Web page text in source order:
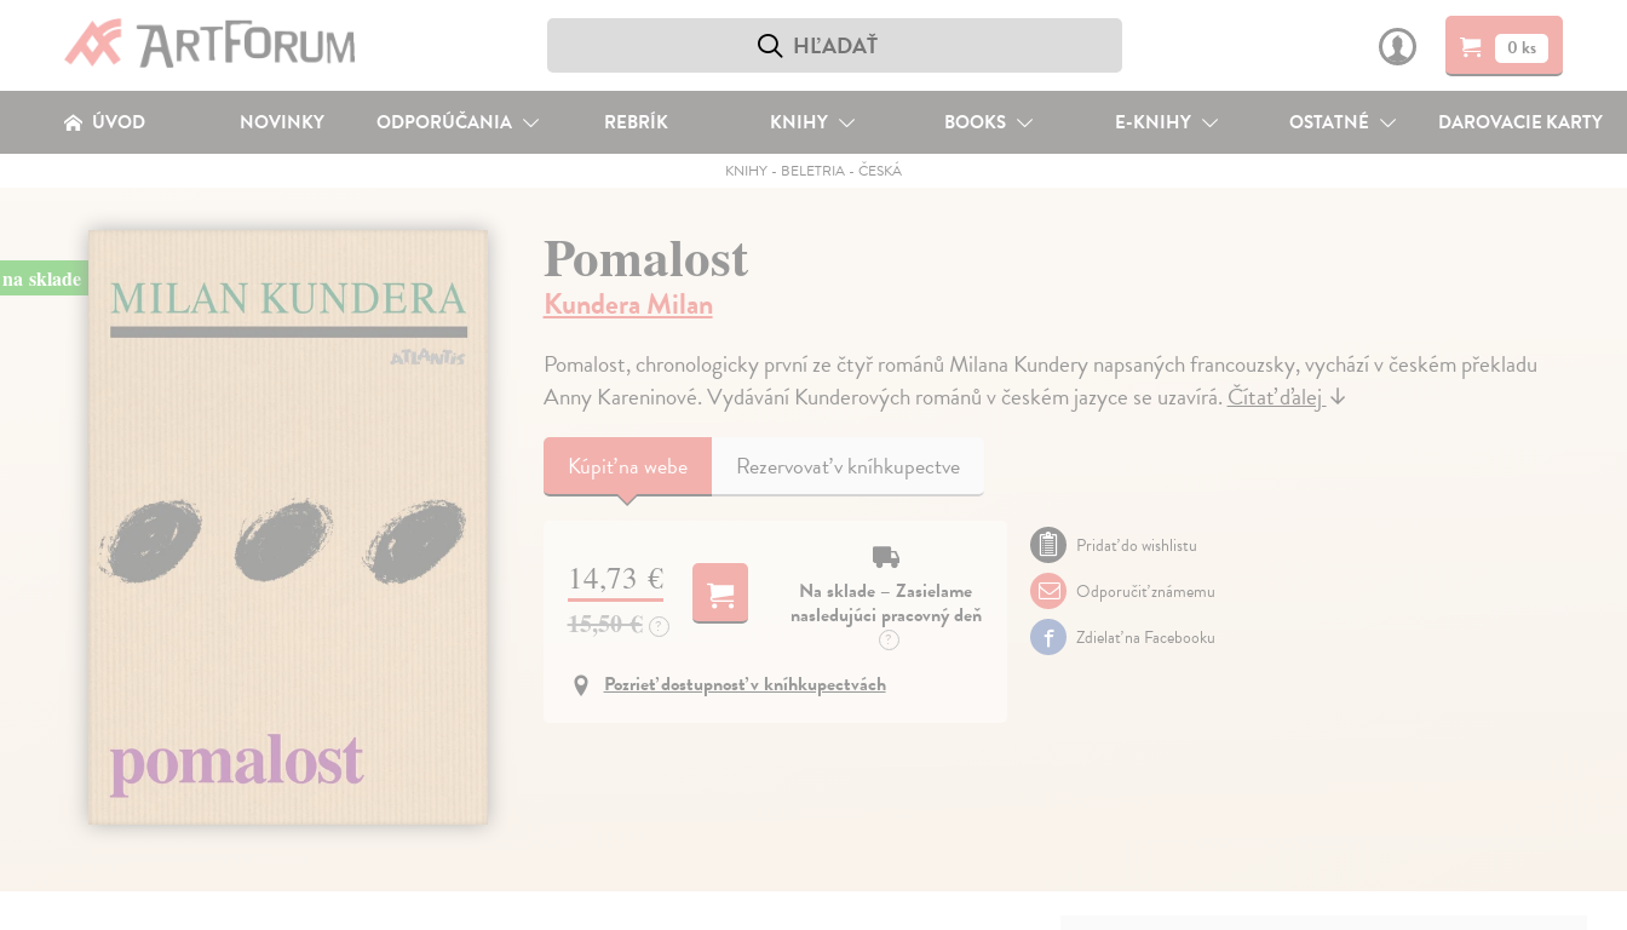
0 ks
ÚVOD NOVINKY ODPORÚČANIA REBRÍK KNIHY BOOKS E-KNIHY OSTATNÉ DAROVACIE KARTY
KNIHY- BELETRIA- ČESKÁ
na sklade Pomalost
Kundera Milan
Pomalost, chronologicky první ze čtyř románů Milana Kundery napsaných francouzsky, vychází v českém překladu
Anny Kareninové. Vydávání Kunderových románů v českém jazyce se uzavírá.Čítať ďalej↓
Kúpiťna webe Rezervovať v kníhkupectve
14,73 €
15,50 € ?
Na sklade – Zasielame
nasledujúci pracovný deň
?
Pozrieť dostupnosť v kníhkupectvách
Pridať do wishlistu
Odporučiť známemu
Zdielať na Facebooku